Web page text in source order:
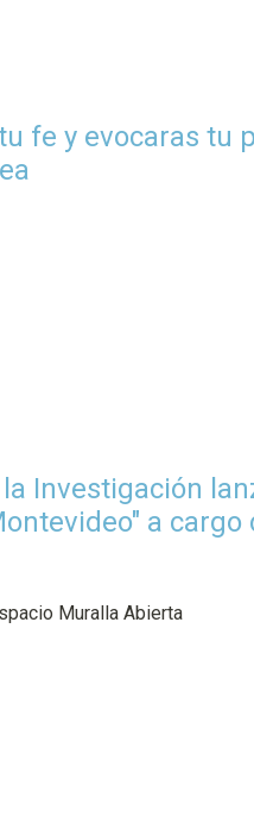
fe y evocaras tu
Investigación
a
Muralla Abierta